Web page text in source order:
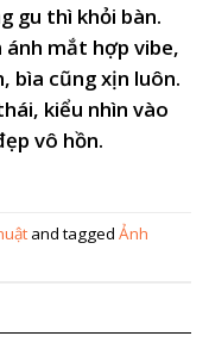
gu thì khỏi bàn.
mắt hợp vibe,
bìa cũng xịn luôn.
kiểu nhìn vào
vô hồn.
and tagged Ảnh